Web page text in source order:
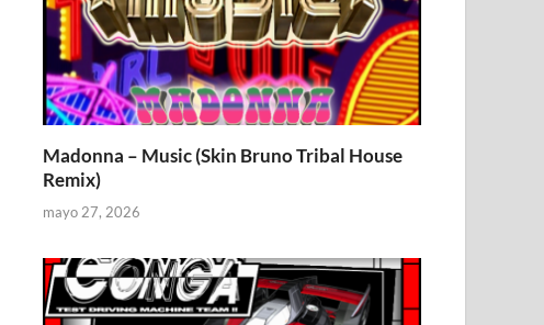
Madonna – Music (Skin Bruno Tribal House
Remix)
mayo 27, 2026